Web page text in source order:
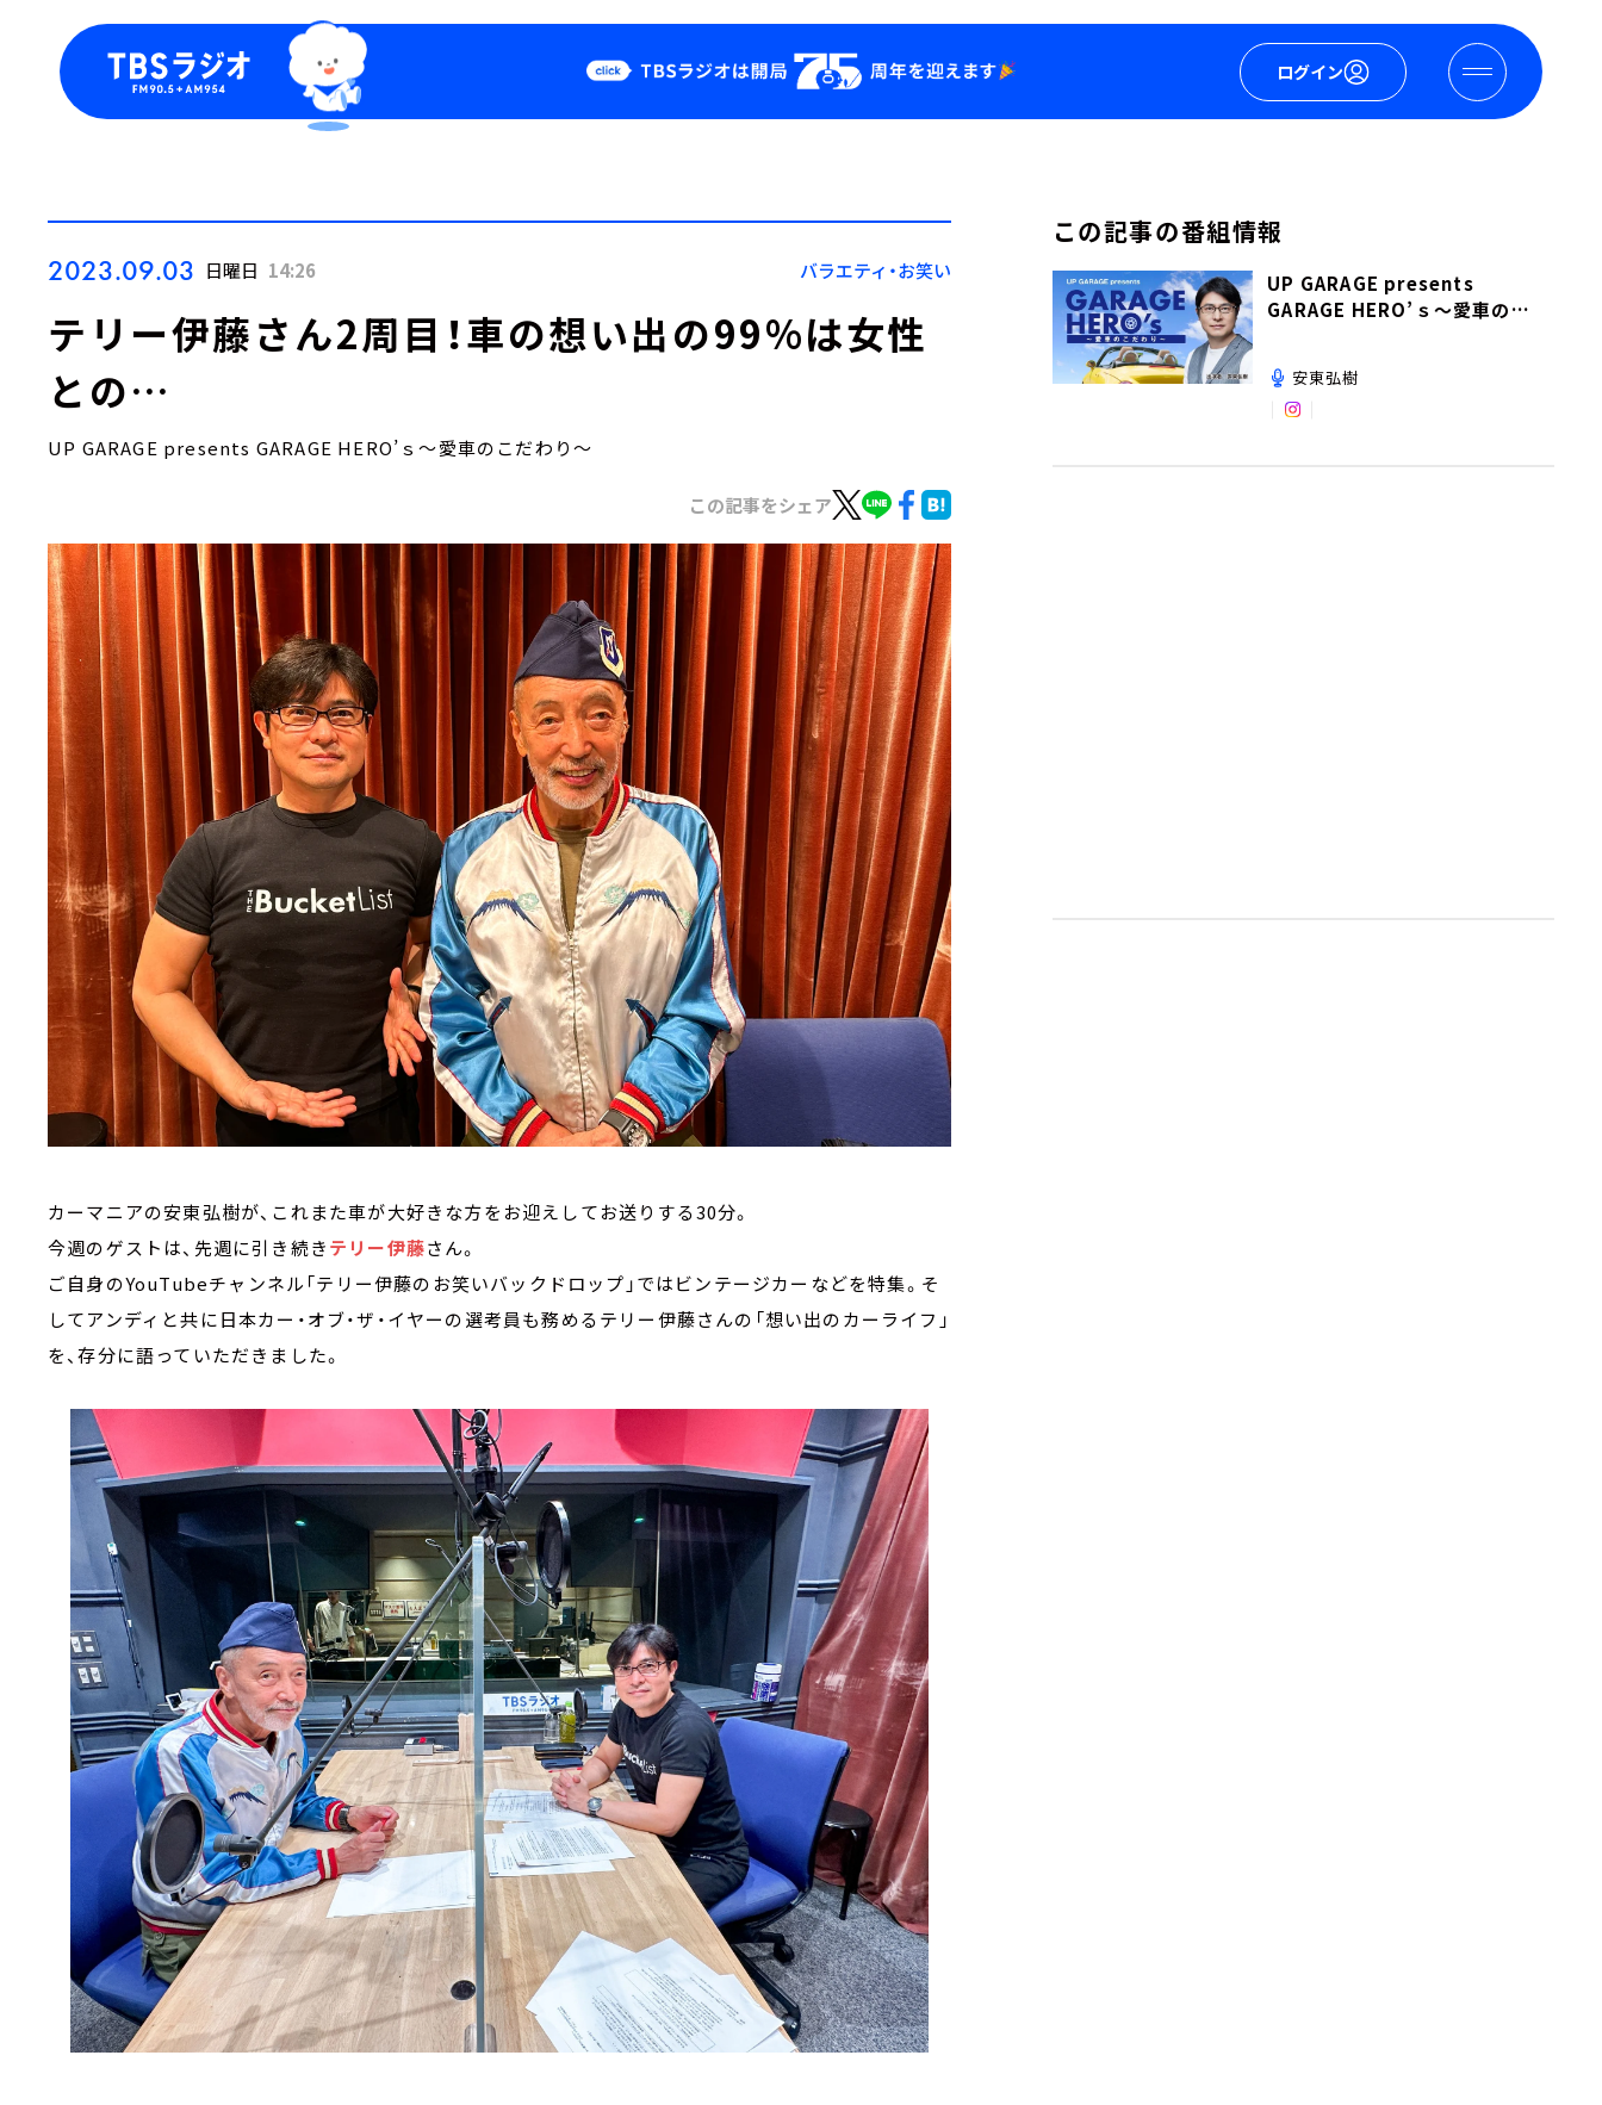
ログイン
Podcast
YouTube
会社情報
2023.09.03 日曜日 14:26 バラエティ・お笑い
テリー伊藤さん2周目！車の想い出の99%は女性
との…
UP GARAGE presents GARAGE HERO’ｓ～愛車のこだわり～
この記事をシェア
カーマニアの安東弘樹が、これまた車が大好きな方をお迎えしてお送りする30分。
今週のゲストは、先週に引き続きテリー伊藤さん。
ご自身のYouTubeチャンネル「テリー伊藤のお笑いバックドロップ」ではビンテージカーなどを特集。そ
してアンディと共に日本カー・オブ・ザ・イヤーの選考員も務めるテリー伊藤さんの「想い出のカーライフ」
を、存分に語っていただきました。
この記事の番組情報
UP GARAGE presents
GARAGE HERO’ｓ～愛車のこ
安東弘樹